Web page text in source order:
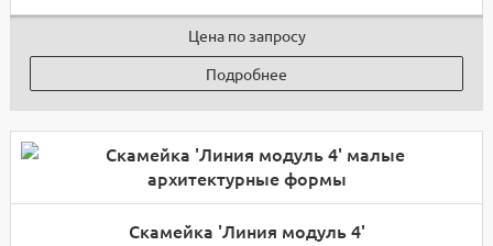
Цена по запросу
Подробнее
Скамейка 'Линия модуль 4'